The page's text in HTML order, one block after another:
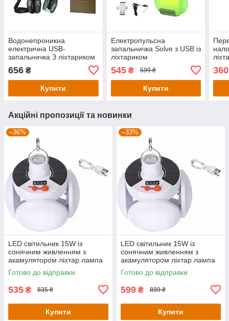
Водонепроникна
електрична USB-
запальничка З ліхтариком
Black KT6007902
656 ₴
Купити
Eлектропульсна
запальничка Solve з USB із
ліхтариком
подарунковій упаковці
KT6007904
545₴ 599 ₴
Купити
360
Акційні пропозиції та новинки
–36%
LED світильник 15W із
сонячним живленням з
акамулятором ліхтар лампа
кемпінгова KT6010501
Готово до відправки
535 ₴ 835 ₴
Купити
–33%
LED світильник 15W із
сонячним живленням з
акамулятором ліхтар лампа
кемпінгова KT6010502
Готово до відправки
599 ₴ 899 ₴
Купити